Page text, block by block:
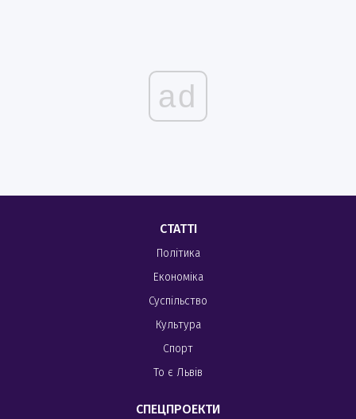
ad
СТАТТІ
Політика
Економіка
Суспільство
Культура
Спорт
То є Львів
СПЕЦПРОЕКТИ